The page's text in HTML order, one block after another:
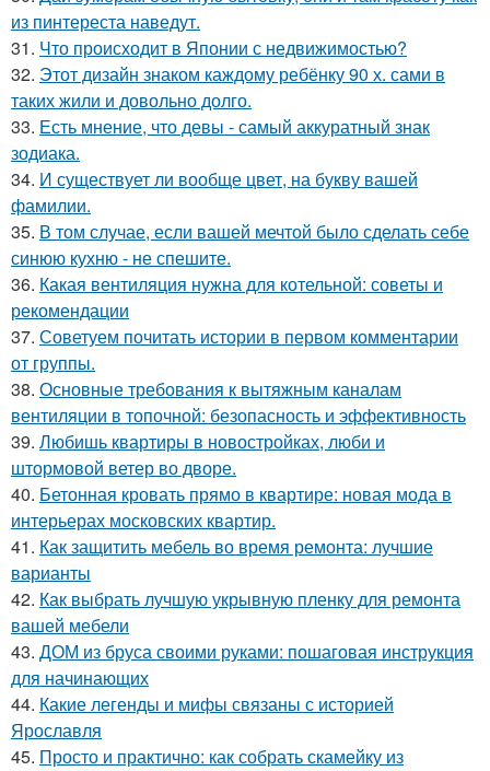
из пинтереста наведут.
31. Что происходит в Японии с недвижимостью?
32. Этот дизайн знаком каждому ребёнку 90 х. сами в
таких жили и довольно долго.
33. Есть мнение, что девы - самый аккуратный знак
зодиака.
34. И существует ли вообще цвет, на букву вашей
фамилии.
35. В том случае, если вашей мечтой было сделать себе
синюю кухню - не спешите.
36. Какая вентиляция нужна для котельной: советы и
рекомендации
37. Советуем почитать истории в первом комментарии
от группы.
38. Основные требования к вытяжным каналам
вентиляции в топочной: безопасность и эффективность
39. Любишь квартиры в новостройках, люби и
штормовой ветер во дворе.
40. Бетонная кровать прямо в квартире: новая мода в
интерьерах московских квартир.
41. Как защитить мебель во время ремонта: лучшие
варианты
42. Как выбрать лучшую укрывную пленку для ремонта
вашей мебели
43. ДОМ из бруса своими руками: пошаговая инструкция
для начинающих
44. Какие легенды и мифы связаны с историей
Ярославля
45. Просто и практично: как собрать скамейку из